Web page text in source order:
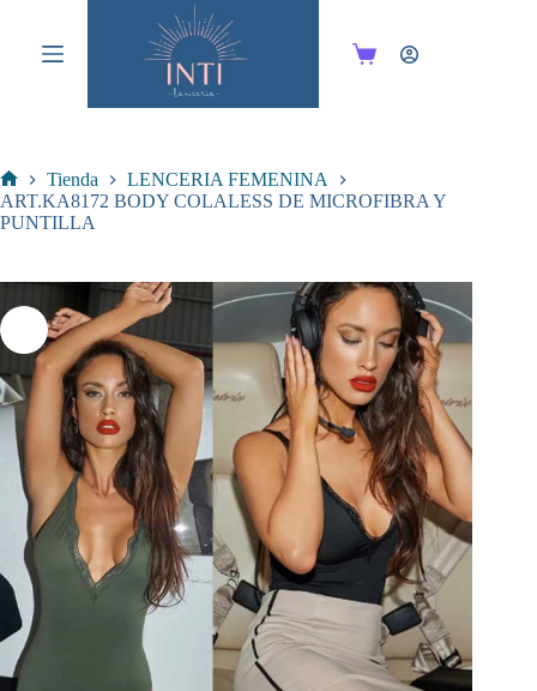
contenido
Carro
Inicio
Tienda
LENCERIA FEMENINA
ART.KA8172 BODY COLALESS DE MICROFIBRA Y
PUNTILLA